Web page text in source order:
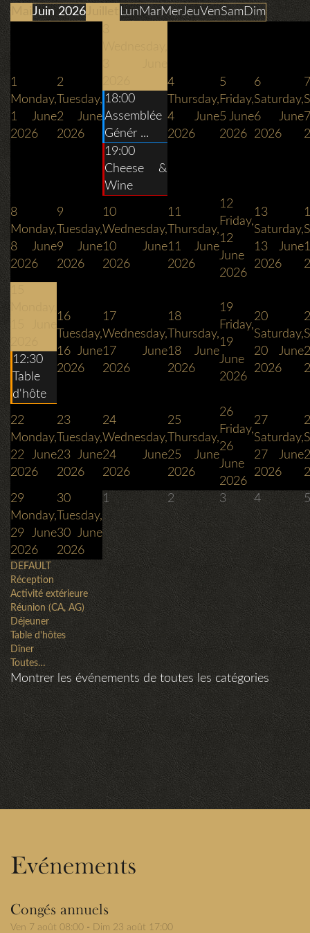
Juin 2026 LunMarMerJeuVenSamDim
1
Monday,
1 June
2026
2
Tuesday,
2 June
2026
18:00
Assemblée
Génér ...
19:00
Cheese &
Wine
4
Thursday,
4 June
2026
5
Friday,
5 June
2026
6
Saturday,
6 June
2026
7
8
Monday,
8 June
2026
9
Tuesday,
9 June
2026
10
Wednesday,
10 June
2026
11
Thursday,
11 June
2026
12
Friday,
12
June
2026
13
Saturday,
13 June
2026
12:30
Table
d'hôte
16
Tuesday,
16 June
2026
17
Wednesday,
17 June
2026
18
Thursday,
18 June
2026
19
Friday,
19
June
2026
20
Saturday,
20 June
2026
22
Monday,
22 June
2026
23
Tuesday,
23 June
2026
24
Wednesday,
24 June
2026
25
Thursday,
25 June
2026
26
Friday,
26
June
2026
27
Saturday,
27 June
2026
29
Monday,
29 June
2026
30
Tuesday,
30 June
2026
1 2 3 4 5
DEFAULT
Réception
Activité extérieure
Réunion (CA, AG)
Déjeuner
Table d'hôtes
Dîner
Toutes…
Montrer les événements de toutes les catégories
Evénements
Congés annuels
Ven 7 août 08:00 - Dim 23 août 17:00